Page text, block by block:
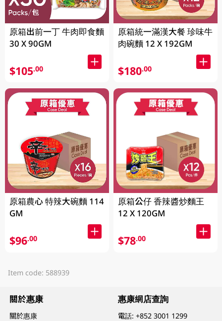
原箱出前一丁 牛肉即食麵
30 X 90GM
$105.00
原箱農心 特辣大碗麵 114
GM
$96.00
原箱統一滿漢大餐 珍味牛
肉碗麵 12 X 192GM
$180.00
原箱公仔 香辣醬炒麵王
12 X 120GM
$78.00
Item code: 588939
關於惠康
關於惠康
惠康網店查詢
電話:+852 3001 1299